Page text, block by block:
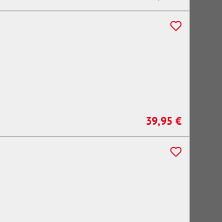
Regulärer Preis:
39,95 €